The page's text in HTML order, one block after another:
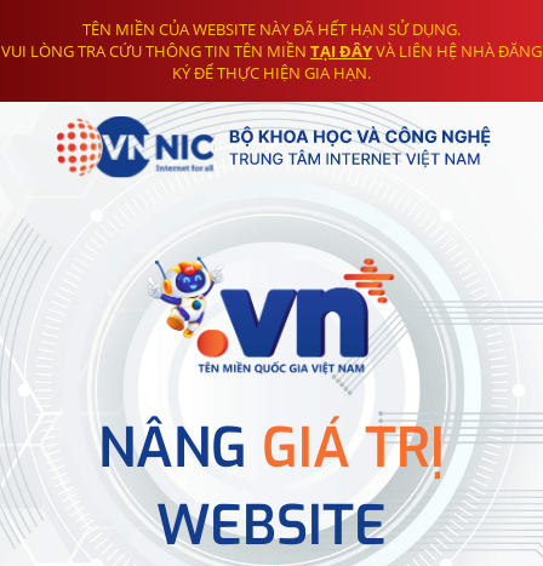
TÊN MIỀN CỦA WEBSITE NÀY ĐÃ HẾT HẠN SỬ DỤNG.
VUI LÒNG TRA CỨU THÔNG TIN TÊN MIỀN TẠI ĐÂYVÀ LIÊN HỆ NHÀ ĐĂNG
KÝ ĐỂ THỰC HIỆN GIA HẠN.
NÂNG GIÁ TRỊ
WEBSITE